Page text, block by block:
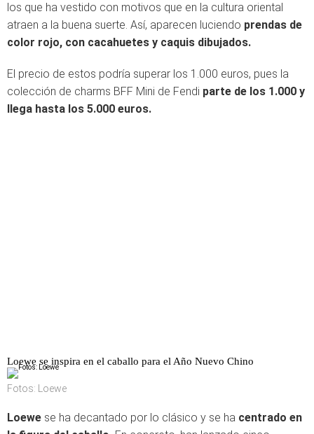
los que ha vestido con motivos que en la cultura oriental
atraen a la buena suerte. Así, aparecen luciendo prendas de
color rojo, con cacahuetes y caquis dibujados.
El precio de estos podría superar los 1.000 euros, pues la
colección de charms BFF Mini de Fendi parte de los 1.000 y
llega hasta los 5.000 euros.
Loewe se inspira en el caballo para el Año Nuevo Chino
Fotos: Loewe
Loewe se ha decantado por lo clásico y se ha centrado en